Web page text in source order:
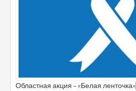
Областная акция – «Белая ленточка»